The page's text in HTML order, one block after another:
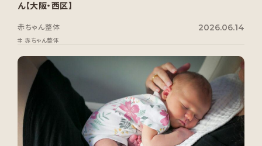
ん【大阪・西区】
2026.06.14
赤ちゃん整体
赤ちゃん整体